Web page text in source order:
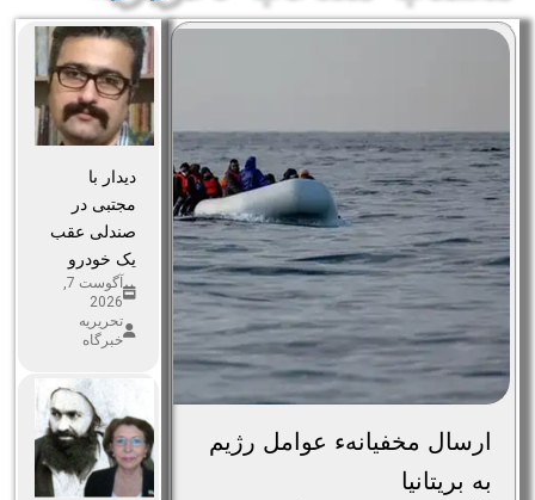
ارسال مخفیانهء عوامل رژیم
به بریتانیا
دیدار با
مجتبی در
صندلی عقب
یک خودرو
آگوست 7,
2026
تحریریه
خبرگاه